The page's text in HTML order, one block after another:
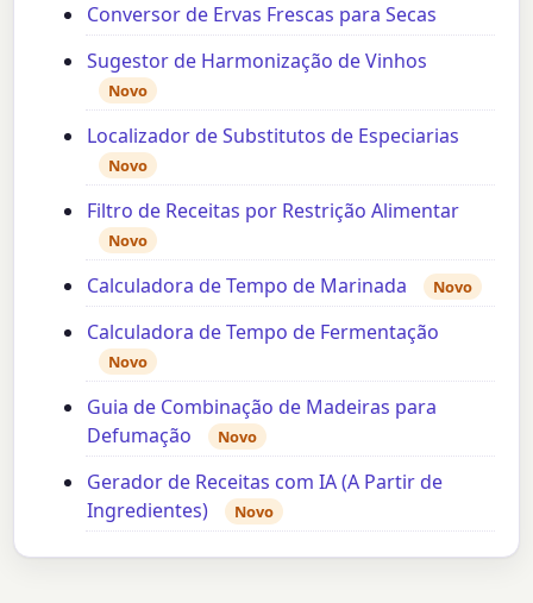
Conversor de Ervas Frescas para Secas
Sugestor de Harmonização de Vinhos
Novo
Localizador de Substitutos de Especiarias
Novo
Filtro de Receitas por Restrição Alimentar
Novo
Calculadora de Tempo de Marinada Novo
Calculadora de Tempo de Fermentação
Novo
Guia de Combinação de Madeiras para
Defumação
Novo
Gerador de Receitas com IA (A Partir de
Ingredientes)
Novo